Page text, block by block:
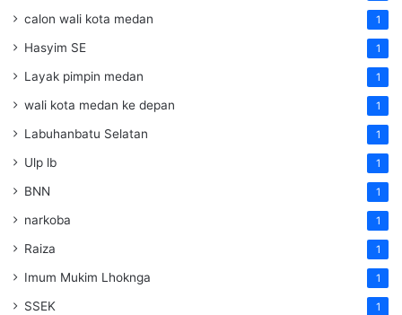
calon wali kota medan 1
Hasyim SE 1
Layak pimpin medan 1
wali kota medan ke depan 1
Labuhanbatu Selatan 1
Ulp lb 1
BNN 1
narkoba 1
Raiza 1
Imum Mukim Lhoknga 1
SSEK 1